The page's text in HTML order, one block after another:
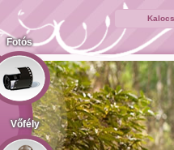
Fotós
Vőfély